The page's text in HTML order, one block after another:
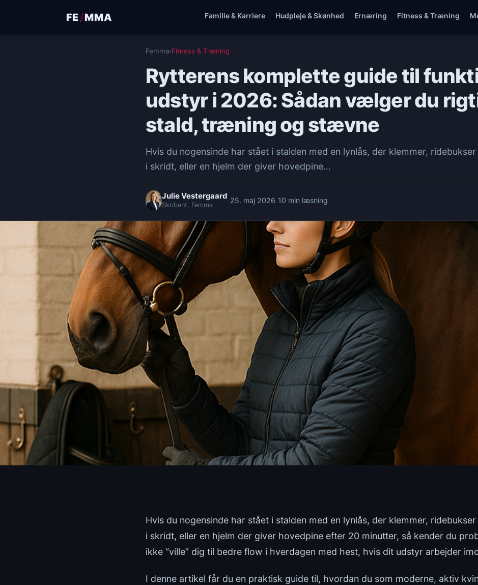
FE/MMA Familie & Karriere Hudpleje & Skønhed Ernæring Fitness & Træning
Femma›Fitness & Træning
Rytterens komplette guide til
udstyr i 2026: Sådan vælger du
stald, træning og stævne
Hvis du nogensinde har stået i stalden med en lynlås, der klemmer,
i skridt, eller en hjelm der giver hovedpine…
Julie Vestergaard
Skribent, Femma
25. maj 2026 10 min læsning
Hvis du nogensinde har stået i stalden med en lynlås, der klemmer,
i skridt, eller en hjelm der giver hovedpine efter 20 minutter, så kender du
ikke “ville” dig til bedre flow i hverdagen med hest, hvis dit udstyr arbejder
I denne artikel får du en praktisk guide til, hvordan du som moderne, aktiv